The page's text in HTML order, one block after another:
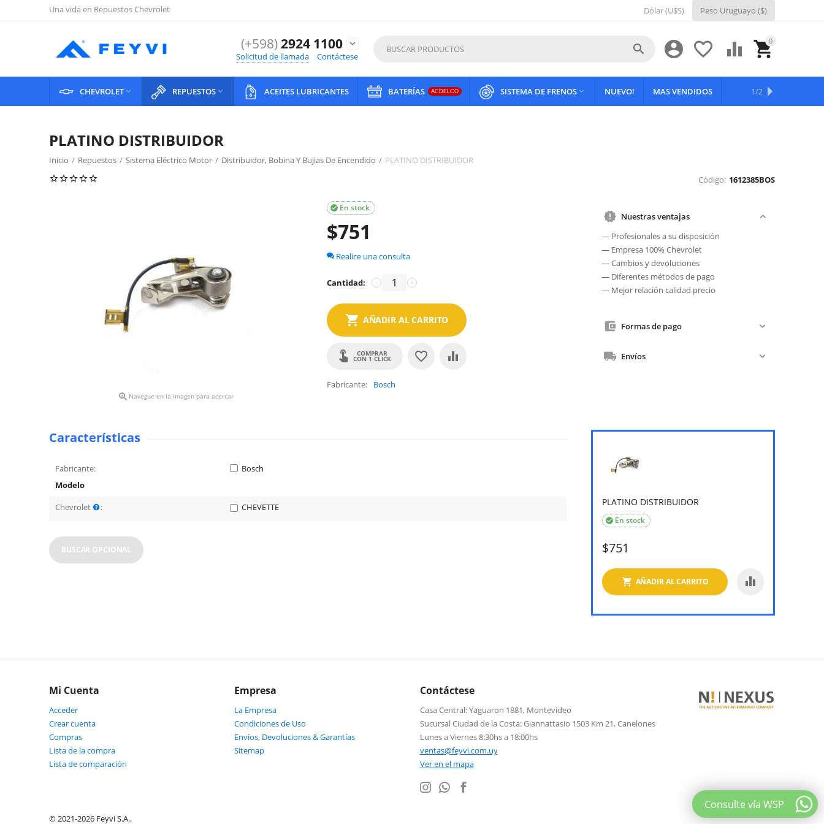
Una vida en Repuestos Chevrolet Dólar (U$S) Peso Uruguayo ($)
(+598)2924 1100
expand_more
Solicitud de llamada
Contáctese
0

 


CHEVROLET REPUESTOS  ACEITES LUBRICANTES BATERÍAS ACDELCO SISTEMA DE FRENOS  NUEVO! MAS VENDIDOS OFERTAS
1/2
PLATINO DISTRIBUIDOR
Inicio / Repuestos / Sistema Eléctrico Motor / Distribuidor, Bobina Y Bujias De Encendido / PLATINO DISTRIBUIDOR
Código: 1612385BOS
 Navegue en la imagen para acercar
En stock

$751
Realice una consulta
Cantidad: +
−
AÑADIR AL CARRITO
COMPRAR
CON 1 CLICK
Fabricante Bosch
Nuestras ventajas
— Profesionales a su disposición
— Empresa 100% Chevrolet
— Cambios y devoluciones
— Diferentes métodos de pago
— Mejor relación calidad precio
Formas de pago
Envíos
PLATINO DISTRIBUIDOR
En stock

$751
AÑADIR AL CARRITO
Características
Fabricante:
Bosch
Modelo
Chevrolet
: CHEVETTE
BUSCAR OPCIONAL
Mi Cuenta
Acceder
Crear cuenta
Compras
Lista de la compra
Lista de comparación
Empresa
La Empresa
Condiciones de Uso
Envíos, Devoluciones & Garantías
Sitemap
Contáctese
Casa Central: Yaguaron 1881, Montevideo
Sucursal Ciudad de la Costa: Giannattasio 1503 Km 21, Canelones
Lunes a Viernes 8:30hs a 18:00hs
ventas@feyvi.com.uy
Ver en el mapa
© 2021-2026 Feyvi S.A..
Consulte vía WSP